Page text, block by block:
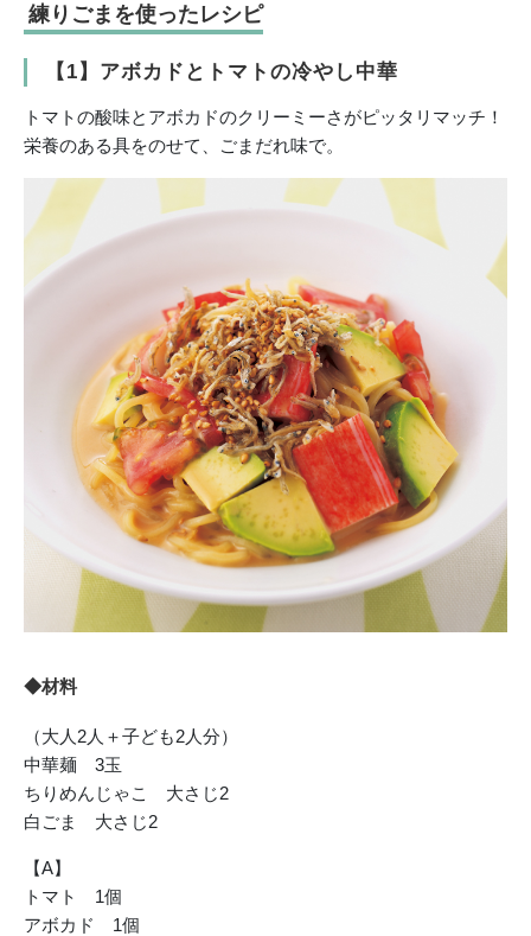
練りごまを使ったレシピ
【1】アボカドとトマトの冷やし中華
トマトの酸味とアボカドのクリーミーさがピッタリマッチ！
栄養のある具をのせて、ごまだれ味で。
◆材料
（大人2人＋子ども2人分）
中華麺 3玉
ちりめんじゃこ 大さじ2
白ごま 大さじ2
【A】
トマト 1個
アボカド 1個